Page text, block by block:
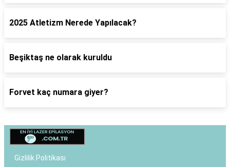
2025 Atletizm Nerede Yapılacak?
Beşiktaş ne olarak kuruldu
Forvet kaç numara giyer?
Gizlilik Politikası